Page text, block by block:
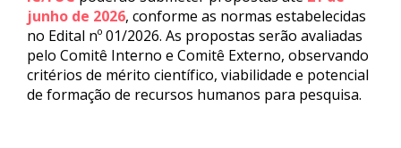
junho de 2026, conforme as normas estabelecidas
no Edital nº 01/2026. As propostas serão avaliadas
pelo Comitê Interno e Comitê Externo, observando
critérios de mérito científico, viabilidade e potencial
de formação de recursos humanos para pesquisa.